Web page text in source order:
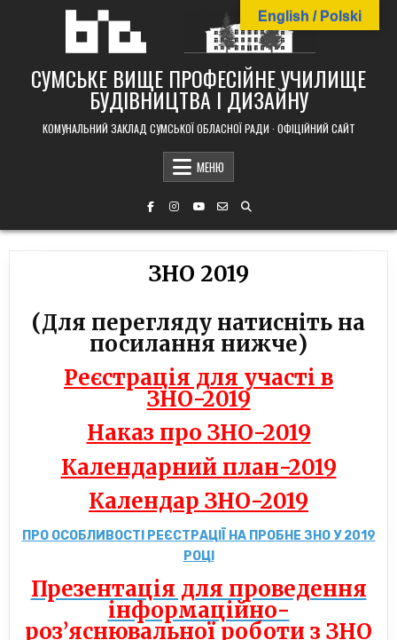
СУМСЬКЕ ВИЩЕ ПРОФЕСІЙНЕ УЧИЛИЩЕ
БУДІВНИЦТВА І ДИЗАЙНУ
КОМУНАЛЬНИЙ ЗАКЛАД СУМСЬКОЇ ОБЛАСНОЇ РАДИ · ОФІЦІЙНИЙ САЙТ
МЕНЮ
ЗНО 2019
(Для перегляду натисніть на
посилання нижче)
Реєстрація для участі в
ЗНО-2019
Наказ про ЗНО-2019
Календарний план-2019
Календар ЗНО-2019
ПРО ОСОБЛИВОСТІ РЕЄСТРАЦІЇ НА ПРОБНЕ ЗНО У 2019
РОЦІ
Презентація для проведення
інформаційно-
роз’яснювальної роботи з ЗНО
English / Polski